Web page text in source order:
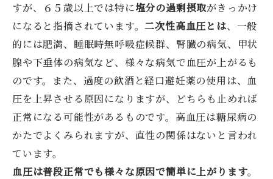
すが、６５歳以上では特に塩分の過剰摂取がきっかけ
になると指摘されています。二次性高血圧とは、一般
的には肥満、睡眠時無呼吸症候群、腎臓の病気、甲状
腺や下垂体の病気など、様々な病気で血圧が上がるも
のです。また、過度の飲酒と経口避妊薬の使用は、血
圧を上昇させる原因になりますが、どちらも止めれば
正常になる可能性があるものです。高血圧は糖尿病の
かたでよくみられますが、直性の関係はないと言われ
ています。
血圧は普段正常でも様々な原因で簡単に上がります。